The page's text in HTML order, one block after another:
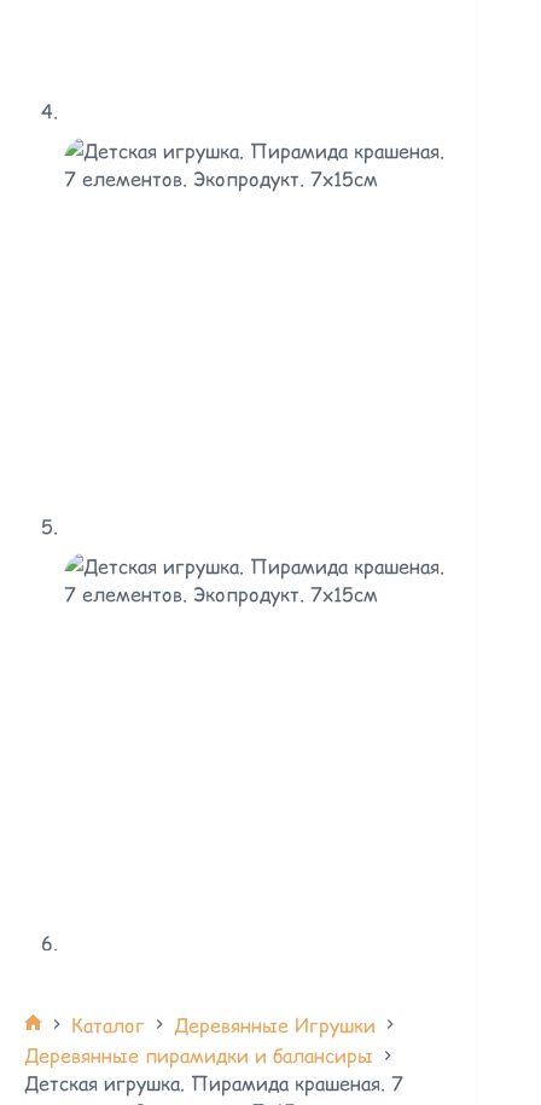
Каталог
Деревянные Игрушки
Деревянные пирамидки и балансиры
Детская игрушка. Пирамида крашеная. 7